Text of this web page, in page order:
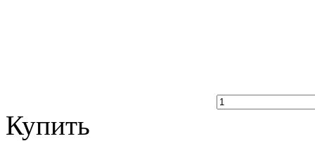
Купить